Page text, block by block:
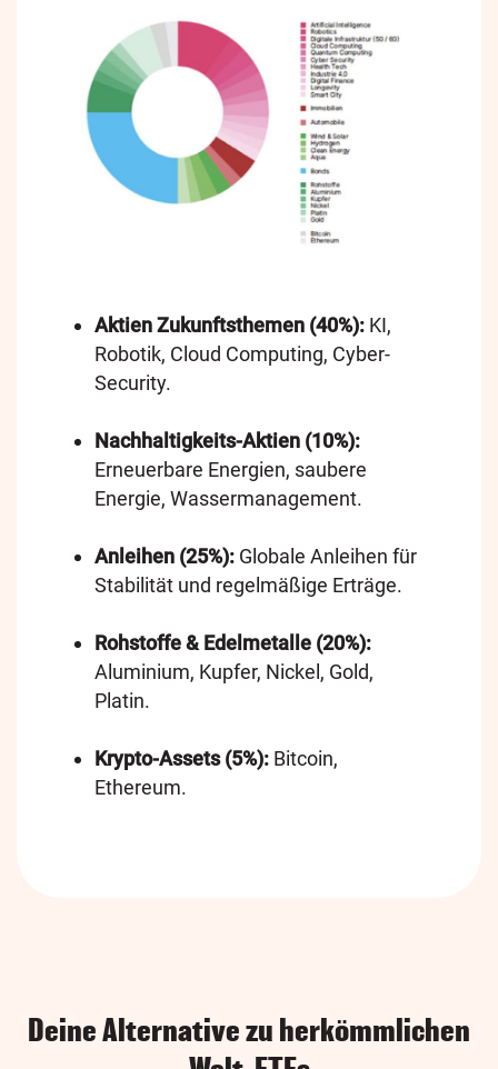
Aktien Zukunftsthemen (40%): KI,
Robotik, Cloud Computing, Cyber-
Security.
Nachhaltigkeits-Aktien (10%):
Erneuerbare Energien, saubere
Energie, Wassermanagement.
Anleihen (25%): Globale Anleihen für
Stabilität und regelmäßige Erträge.
Rohstoffe & Edelmetalle (20%):
Aluminium, Kupfer, Nickel, Gold,
Platin.
Krypto-Assets (5%): Bitcoin,
Ethereum.
Deine Alternative zu herkömmlichen